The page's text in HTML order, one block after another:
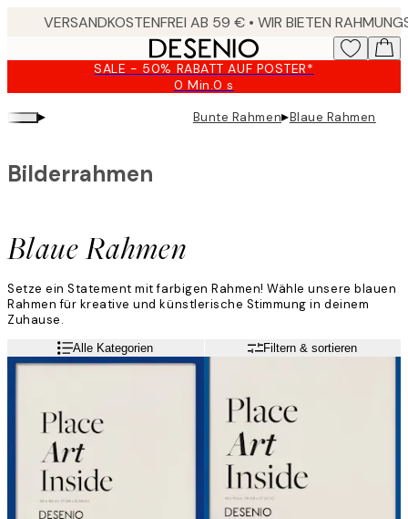
SALE - 50% RABATT AUF POSTER*
0 Min.0 s
Gültig
2026-
▸ Bunte Rahmen▸Blaue Rahmen
Blaue Rahmen
Bilderrahmen
Setze ein Statement mit farbigen Rahmen! Wähle unsere blauen
Rahmen für kreative und künstlerische Stimmung in deinem
Zuhause.
Alle Kategorien Filtern & sortieren